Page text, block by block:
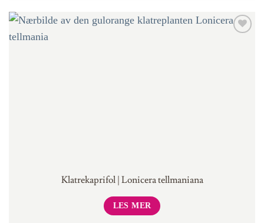
Klatrekaprifol | Lonicera tellmaniana
LES MER